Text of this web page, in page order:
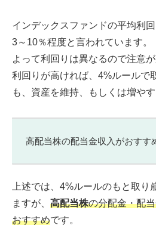
インデックスファンドの平均利
3～10％程度と言われています。
よって利回りは異なるので注意が
利回りが高ければ、4%ルールで
も、資産を維持、もしくは増や
高配当株の配当金収入がおすす
上述では、4%ルールのもと取り
ますが、 高配当株の分配金・配
おすすめです。